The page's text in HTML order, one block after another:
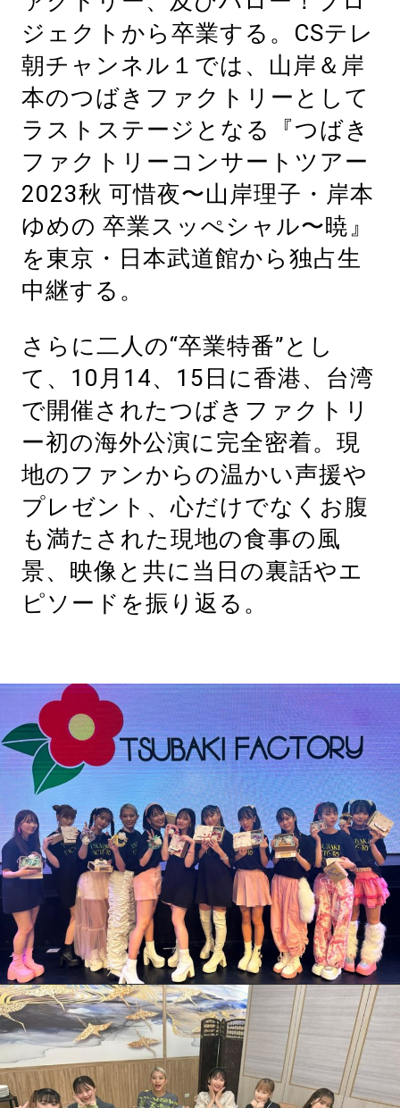
ジェクトから卒業する。CSテレ
朝チャンネル１では、山岸＆岸
本のつばきファクトリーとして
ラストステージとなる『つばき
ファクトリーコンサートツアー
2023秋 可惜夜〜山岸理子・岸本
ゆめの 卒業スッぺシャル〜暁』
を東京・日本武道館から独占生
中継する。
さらに二人の“卒業特番”とし
て、10月14、15日に香港、台湾
で開催されたつばきファクトリ
ー初の海外公演に完全密着。現
地のファンからの温かい声援や
プレゼント、心だけでなくお腹
も満たされた現地の食事の風
景、映像と共に当日の裏話やエ
ピソードを振り返る。